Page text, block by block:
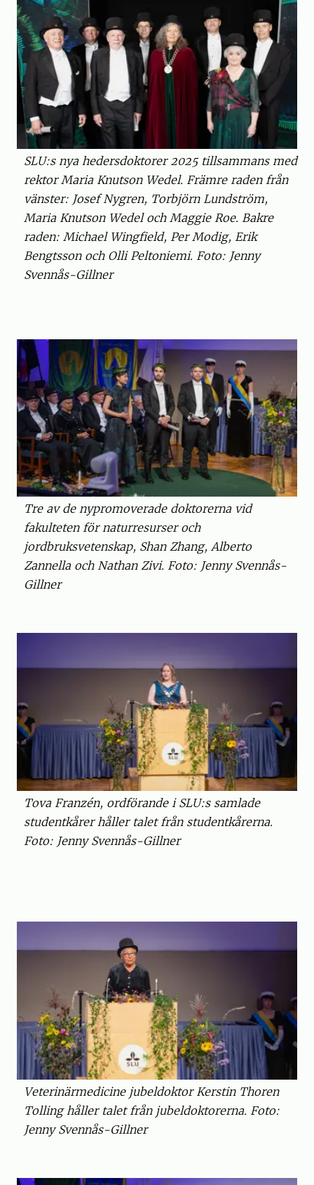
SLU:s nya hedersdoktorer 2025 tillsammans med
rektor Maria Knutson Wedel. Främre raden från
vänster: Josef Nygren, Torbjörn Lundström,
Maria Knutson Wedel och Maggie Roe. Bakre
raden: Michael Wingfield, Per Modig, Erik
Bengtsson och Olli Peltoniemi. Foto: Jenny
Svennås-Gillner
Tre av de nypromoverade doktorerna vid
fakulteten för naturresurser och
jordbruksvetenskap, Shan Zhang, Alberto
Zannella och Nathan Zivi. Foto: Jenny Svennås-
Gillner
Tova Franzén, ordförande i SLU:s samlade
studentkårer håller talet från studentkårerna.
Foto: Jenny Svennås-Gillner
Veterinärmedicine jubeldoktor Kerstin Thoren
Tolling håller talet från jubeldoktorerna. Foto:
Jenny Svennås-Gillner